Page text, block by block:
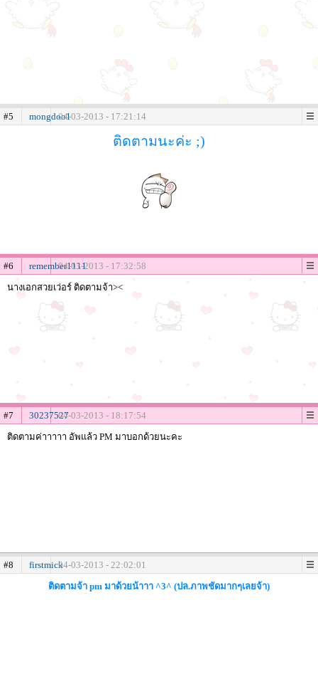
#5 mongdoo104-03-2013 - 17:21:14
ติดตามนะค่ะ ;)
#6 remember111104-03-2013 - 17:32:58
นางเอกสวยเว่อร์ ติดตามจ้า><
#7 3023752704-03-2013 - 18:17:54
ติดตามค่าาาาา อัพแล้ว PM มาบอกด้วยนะคะ
#8 firstmick04-03-2013 - 22:02:01
ติดตามจ้า pm มาด้วยน้าาา ^3^ (ปล.ภาพชัดมากๆเลยจ้า)